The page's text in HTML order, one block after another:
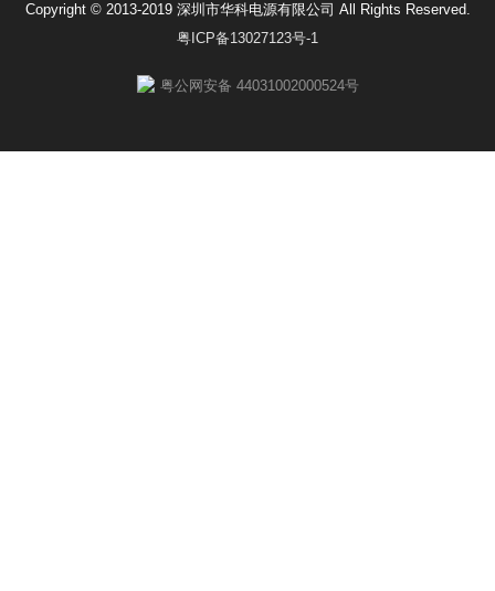
Copyright © 2013-2019 深圳市华科电源有限公司 All Rights Reserved.
粤ICP备13027123号-1
粤公网安备 44031002000524号